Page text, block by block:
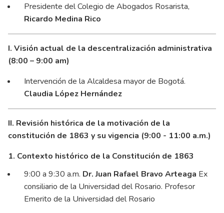
Presidente del Colegio de Abogados Rosarista,
Ricardo Medina Rico
I. Visión actual de la descentralización administrativa
(8:00 – 9:00 am)
Intervención de la Alcaldesa mayor de Bogotá.
Claudia López Hernández
II. Revisión histórica de la motivación de la
constitución de 1863 y su vigencia (9:00 - 11:00 a.m.)
1. Contexto histórico de la Constitución de 1863
9:00 a 9:30 a.m. Dr. Juan Rafael Bravo Arteaga Ex
consiliario de la Universidad del Rosario. Profesor
Emerito de la Universidad del Rosario